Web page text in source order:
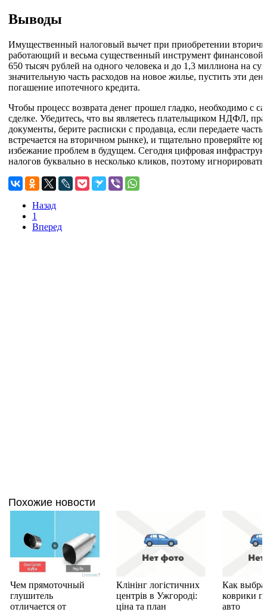
Выводы
Имущественный налоговый вычет при приобретении
работающий и весьма существенный инструмент финансовой
650 тысяч рублей на одного человека и до 1,3 миллиона на
значительную часть расходов на новое жилье, пустить эти
погашение ипотечного кредита.
Чтобы процесс возврата денег прошел гладко, необходимо с
сделке. Убедитесь, что вы являетесь плательщиком НДФЛ,
документы, берите расписки с продавца, если передаете
встречается на вторичном рынке), и тщательно проверяйте
избежание проблем в будущем. Сегодня цифровая
налогов буквально в несколько кликов, поэтому
Назад
1
Вперед
Похожие новости
Чем прямоточный
глушитель
отличается от
Клінінг логістичних
центрів в Ужгороді:
ціна та план
Как
коврики
авто